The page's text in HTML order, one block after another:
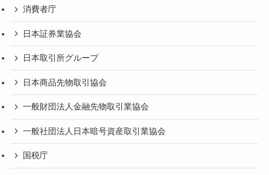
消費者庁
日本証券業協会
日本取引所グループ
日本商品先物取引協会
一般財団法人金融先物取引業協会
一般社団法人日本暗号資産取引業協会
国税庁